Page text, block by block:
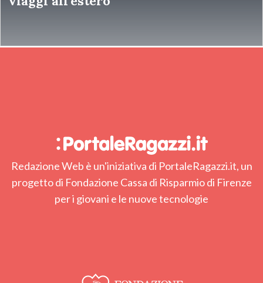
Redazione Web è un'iniziativa di PortaleRagazzi.it, un
progetto di Fondazione Cassa di Risparmio di Firenze
per i giovani e le nuove tecnologie